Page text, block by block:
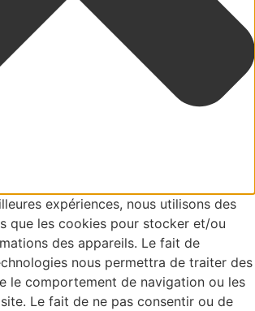
expériences, nous utilisons des
que les cookies pour stocker et/ou
des appareils. Le fait de
nous permettra de traiter des
le comportement de navigation ou les
Le fait de ne pas consentir ou de